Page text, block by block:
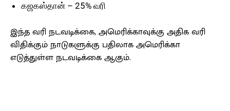
கஜகஸ்தான் – 25% வரி
இந்த வரி நடவடிக்கை, அமெரிக்காவுக்கு அதிக வரி
விதிக்கும் நாடுகளுக்கு பதிலாக அமெரிக்கா
எடுத்துள்ள நடவடிக்கை ஆகும்.